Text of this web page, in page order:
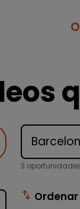
3 oportunidades
swap_vert